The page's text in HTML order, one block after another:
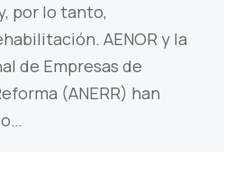
por lo tanto,
AENOR y la
de Empresas de
(ANERR) han